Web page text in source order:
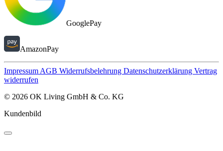
GooglePay
AmazonPay
ImpressumAGB Widerrufsbelehrung Datenschutzerklärung Vertrag
widerrufen
© 2026 OK Living GmbH & Co. KG
Kundenbild